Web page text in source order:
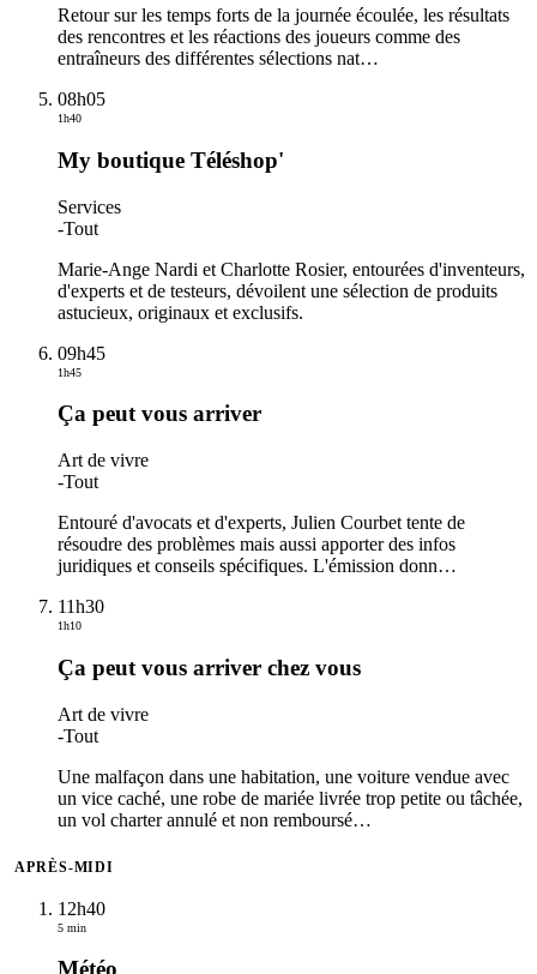
Retour sur les temps forts de la journée écoulée, les résultats
des rencontres et les réactions des joueurs comme des
entraîneurs des différentes sélections nat…
08h05
1h40
My boutique Téléshop'
Services
-Tout
Marie-Ange Nardi et Charlotte Rosier, entourées d'inventeurs,
d'experts et de testeurs, dévoilent une sélection de produits
astucieux, originaux et exclusifs.
09h45
1h45
Ça peut vous arriver
Art de vivre
-Tout
Entouré d'avocats et d'experts, Julien Courbet tente de
résoudre des problèmes mais aussi apporter des infos
juridiques et conseils spécifiques. L'émission donn…
11h30
1h10
Ça peut vous arriver chez vous
Art de vivre
-Tout
Une malfaçon dans une habitation, une voiture vendue avec
un vice caché, une robe de mariée livrée trop petite ou tâchée,
un vol charter annulé et non remboursé…
APRÈS-MIDI
12h40
5 min
Météo